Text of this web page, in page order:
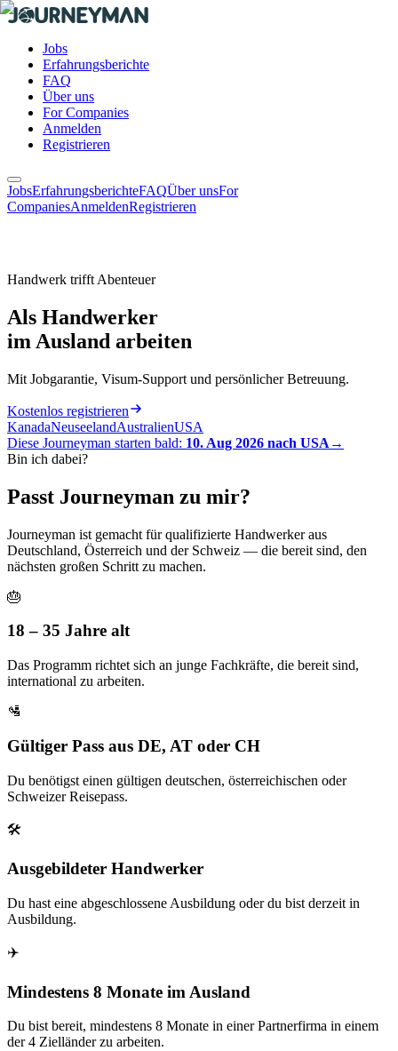
Jobs
Erfahrungsberichte
FAQ
Über uns
For Companies
Anmelden
Registrieren
JobsErfahrungsberichteFAQÜber unsFor
CompaniesAnmeldenRegistrieren
Handwerk trifft Abenteuer
Als Handwerker
im Ausland arbeiten
Mit Jobgarantie, Visum-Support und persönlicher Betreuung.
Kostenlos registrieren
KanadaNeuseelandAustralienUSA
Diese Journeyman starten bald: 10. Aug 2026 nach USA →
Bin ich dabei?
Passt Journeyman zu mir?
Journeyman ist gemacht für qualifizierte Handwerker aus
Deutschland, Österreich und der Schweiz — die bereit sind, den
nächsten großen Schritt zu machen.
🎂
18 – 35 Jahre alt
Das Programm richtet sich an junge Fachkräfte, die bereit sind,
international zu arbeiten.
🛂
Gültiger Pass aus DE, AT oder CH
Du benötigst einen gültigen deutschen, österreichischen oder
Schweizer Reisepass.
🛠️
Ausgebildeter Handwerker
Du hast eine abgeschlossene Ausbildung oder du bist derzeit in
Ausbildung.
✈️
Mindestens 8 Monate im Ausland
Du bist bereit, mindestens 8 Monate in einer Partnerfirma in einem
der 4 Zielländer zu arbeiten.